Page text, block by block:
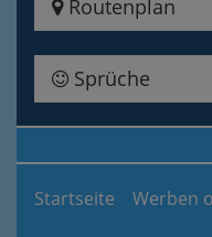
Routenplan
Sprüche
Startseite Werben